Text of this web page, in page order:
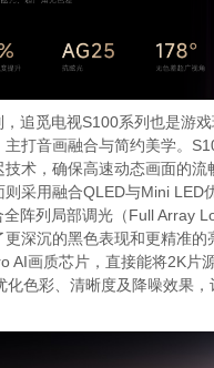
，追觅电视S100系列也是游
打音画融合与简约美学。
术，确保高速动态画面的流
采用融合QLED与Mini LED
阵列局部调光（Full Array
深沉的黑色表现和更精准的
AI画质芯片，直接能将2K片
化色彩、清晰度及降噪效果